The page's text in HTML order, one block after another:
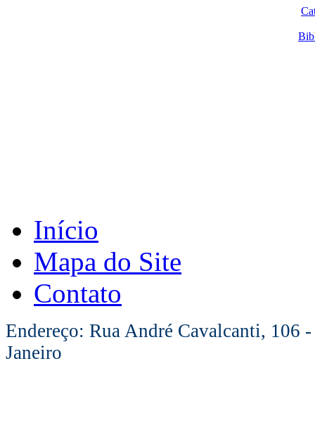
Início
Mapa do Site
Contato
Endereço: Rua André Cavalcanti, 106
Janeiro